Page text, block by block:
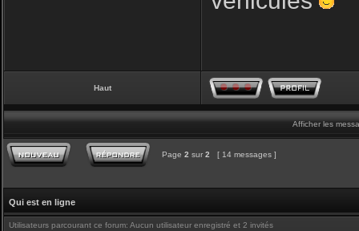
Haut
Afficher les
Page 2 sur 2 [ 14 messages ]
Qui est en ligne
Utilisateurs parcourant ce forum: Aucun utilisateur enregistré et 2 invités